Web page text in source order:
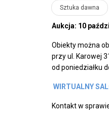
Sztuka dawna
Aukcja: 10
Obiekty można
przy ul. Karowej
od poniedziałku
WIRTUALNY
Kontakt w